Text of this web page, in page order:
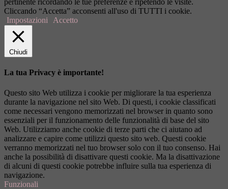
pertinente ricordando le tue preferenze e ripetendo le visite.
Cliccando “Accetta” acconsenti all'uso di TUTTI i cookie.
Impostazioni
Accetto
Chiudi
La tua Privacy è importante!
Questo sito Web utilizza i cookie per migliorare la tua esperienza
durante la navigazione nel sito Web. Di questi, i cookie classificati
come necessari vengono memorizzati nel browser in quanto sono
essenziali per il funzionamento delle funzionalità di base del sito
Web. Utilizziamo anche cookie di terze parti che ci aiutano ad
analizzare e capire come utilizzi questo sito web. Questi cookie
verranno memorizzati nel tuo browser solo con il tuo consenso. Hai
anche la possibilità di disattivare questi cookie. Ma la disattivazione
di alcuni di questi cookie potrebbe influire sulla tua esperienza di
navigazione.
Funzionali